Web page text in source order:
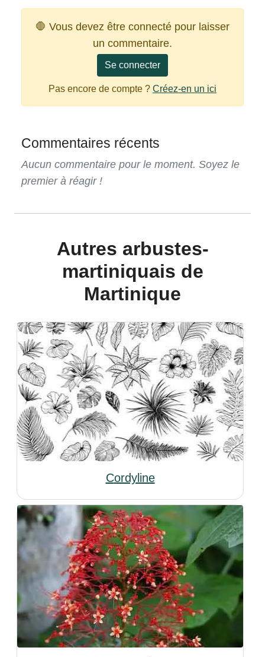
🛑 Vous devez être connecté pour laisser
un commentaire.
Se connecter
Pas encore de compte ? Créez-en un ici
Commentaires récents
Aucun commentaire pour le moment. Soyez le
premier à réagir !
Autres arbustes-
martiniquais de
Martinique
Cordyline